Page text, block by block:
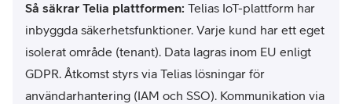
Så säkrar Telia plattformen: Telias IoT-plattform har
inbyggda säkerhetsfunktioner. Varje kund har ett eget
isolerat område (tenant). Data lagras inom EU enligt
GDPR. Åtkomst styrs via Telias lösningar för
användarhantering (IAM och SSO). Kommunikation via